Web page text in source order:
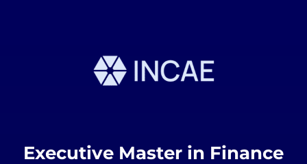
Executive Master in Finance